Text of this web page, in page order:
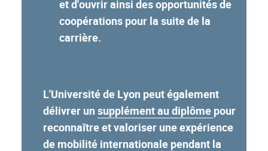
et d'ouvrir ainsi des opportunités de
coopérations pour la suite de la
carrière.
L'Université de Lyon peut également
délivrer un supplément au diplôme pour
reconnaître et valoriser une expérience
de mobilité internationale pendant la